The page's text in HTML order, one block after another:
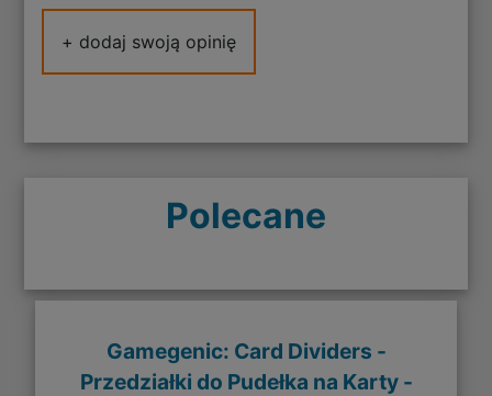
+ dodaj swoją opinię
Polecane
Gamegenic: Card Dividers -
Przedziałki do Pudełka na Karty -